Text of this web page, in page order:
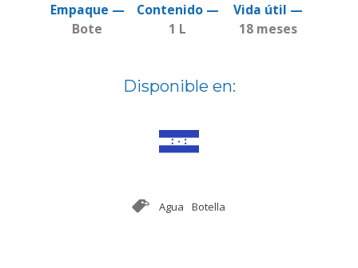
Empaque —
Bote
Contenido —
1 L
Vida útil —
18 meses
Disponible en:
Agua Botella